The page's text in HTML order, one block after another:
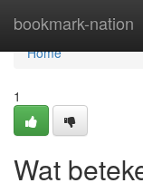
bookmark-nation
Home
Home
1
Wat